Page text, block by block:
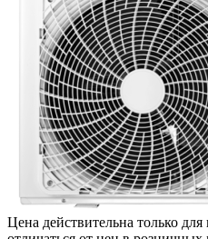
Цена действительна только